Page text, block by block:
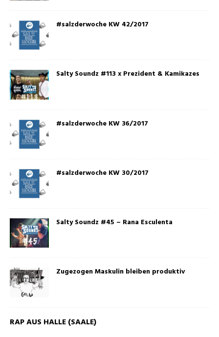
#salzderwoche KW 42/2017
Salty Soundz #113 x Prezident & Kamikazes
#salzderwoche KW 36/2017
#salzderwoche KW 30/2017
Salty Soundz #45 – Rana Esculenta
Zugezogen Maskulin bleiben produktiv
RAP AUS HALLE (SAALE)